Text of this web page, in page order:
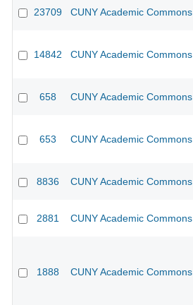
23709 CUNY Academic Commons
14842 CUNY Academic Commons
658 CUNY Academic Commons
653 CUNY Academic Commons
8836 CUNY Academic Commons
2881 CUNY Academic Commons
1888 CUNY Academic Commons